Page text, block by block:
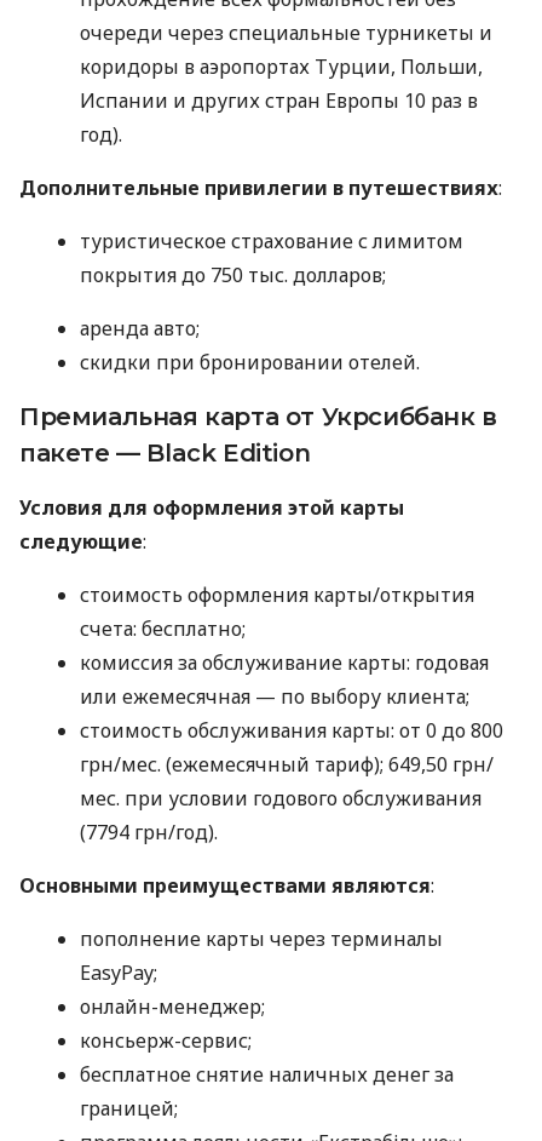
очереди через специальные турникеты и
коридоры в аэропортах Турции, Польши,
Испании и других стран Европы 10 раз в
год).
Дополнительные привилегии в путешествиях:
туристическое страхование с лимитом
покрытия до 750 тыс. долларов;
аренда авто;
скидки при бронировании отелей.
Премиальная карта от Укрсиббанк в
пакете — Black Edition
Условия для оформления этой карты
следующие:
стоимость оформления карты/открытия
счета: бесплатно;
комиссия за обслуживание карты: годовая
или ежемесячная — по выбору клиента;
стоимость обслуживания карты: от 0 до 800
грн/мес. (ежемесячный тариф); 649,50 грн/
мес. при условии годового обслуживания
(7794 грн/год).
Основными преимуществами являются:
пополнение карты через терминалы
EasyPay;
онлайн-менеджер;
консьерж-сервис;
бесплатное снятие наличных денег за
границей;